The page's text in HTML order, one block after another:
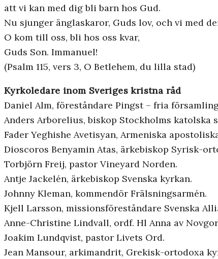
att vi kan med dig bli barn hos Gud.
Nu sjunger änglaskaror, Guds lov, och vi med
O kom till oss, bli hos oss kvar,
Guds Son. Immanuel!
(Psalm 115, vers 3, O Betlehem, du lilla stad)
Kyrkoledare inom Sveriges kristna råd
Daniel Alm, föreståndare Pingst – fria
Anders Arborelius, biskop Stockholms katolska
Fader Yeghishe Avetisyan, Armeniska
Dioscoros Benyamin Atas, ärkebiskop Syrisk-
Torbjörn Freij, pastor Vineyard Norden.
Antje Jackelén, ärkebiskop Svenska kyrkan.
Johnny Kleman, kommendör Frälsningsarmén.
Kjell Larsson, missionsföreståndare Svenska
Anne-Christine Lindvall, ordf. Hl Anna av
Joakim Lundqvist, pastor Livets Ord.
Jean Mansour, arkimandrit, Grekisk-ortodoxa